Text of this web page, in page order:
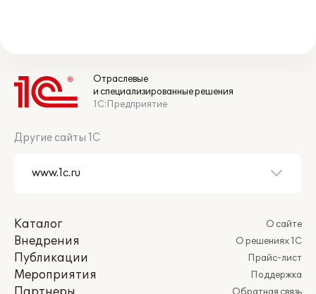
Отраслевые
и специализированные решения
1С:Предприятие
Другие сайты 1С
Каталог
Внедрения
Публикации
Мероприятия
О сайте
О решениях 1С
Прайс-лист
Поддержка